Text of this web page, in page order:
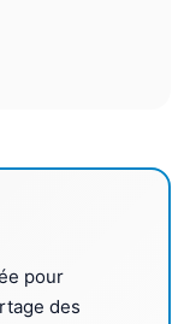
pour
des